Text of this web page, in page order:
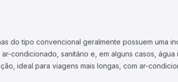
do tipo convencional geralmente possuem uma
condicionado, sanitário e, em alguns casos, água
ideal para viagens mais longas, com ar-